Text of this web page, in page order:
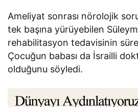
Ameliyat sonrası nörolojik
tek başına yürüyebilen
rehabilitasyon tedavisinin
Çocuğun babası da İsrailli
olduğunu söyledi.